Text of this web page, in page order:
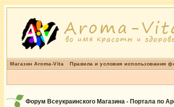
Магазин Aroma-Vita Правила и условия использования
Форум Всеукраинского Магазина - Портала по